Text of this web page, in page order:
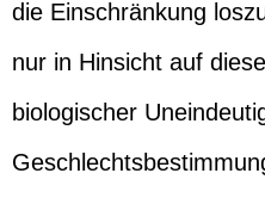
die Einschränkung
nur in Hinsicht auf
biologischer